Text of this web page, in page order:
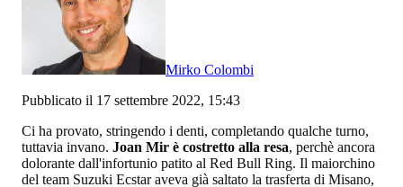
Mirko Colombi
Pubblicato il 17 settembre 2022, 15:43
Ci ha provato, stringendo i denti, completando qualche turno,
tuttavia invano. Joan Mir è costretto alla resa, perchè ancora
dolorante dall'infortunio patito al Red Bull Ring. Il maiorchino
del team Suzuki Ecstar aveva già saltato la trasferta di Misano,